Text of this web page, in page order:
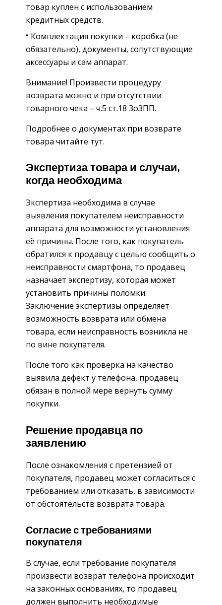
товар куплен с использованием
кредитных средств.
Комплектация покупки – коробка (не
обязательно), документы, сопутствующие
аксессуары и сам аппарат.
Внимание! Произвести процедуру
возврата можно и при отсутствии
товарного чека – ч.5 ст.18 ЗоЗПП.
Подробнее о документах при возврате
товара читайте тут.
Экспертиза товара и случаи,
когда необходима
Экспертиза необходима в случае
выявления покупателем неисправности
аппарата для возможности установления
её причины. После того, как покупатель
обратился к продавцу с целью сообщить о
неисправности смартфона, то продавец
назначает экспертизу, которая может
установить причины поломки.
Заключение экспертизы определяет
возможность возврата или обмена
товара, если неисправность возникла не
по вине покупателя.
После того как проверка на качество
выявила дефект у телефона, продавец
обязан в полной мере вернуть сумму
покупки.
Решение продавца по
заявлению
После ознакомления с претензией от
покупателя, продавец может согласиться с
требованием или отказать, в зависимости
от обстоятельств возврата товара.
Согласие с требованиями
покупателя
В случае, если требование покупателя
произвести возврат телефона происходит
на законных основаниях, то продавец
должен выполнить необходимые